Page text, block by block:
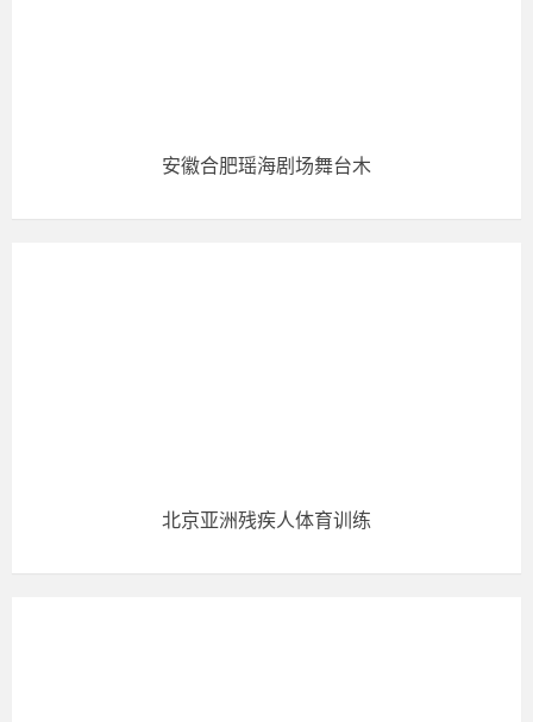
安徽合肥瑶海剧场舞台木
北京亚洲残疾人体育训练